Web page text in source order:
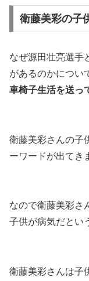
衛藤美彩の子
なぜ源田壮亮選手
があるのかについ
車椅子生活を送っ
衛藤美彩さんの子
ーワードが出てき
なので衛藤美彩さ
子供が病気だとい
衛藤美彩さんは子